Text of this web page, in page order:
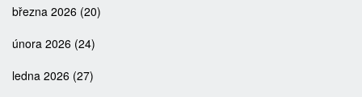
března 2026 (20)
února 2026 (24)
ledna 2026 (27)